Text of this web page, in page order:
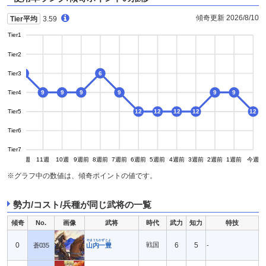
Tier平均 3.59 傾奇更新 2026/8/10
Tier1
Tier2
Tier3
Tier4
Tier5
Tier6
Tier7
12週 11週 10週 9週前 8週前 7週前 6週前 5週前 4週前 3週前 2週前 1週前 今週
9 9 9
6
9
12 12 12 12
9 9
12
※グラフ中の数値は、傾奇ポイントの値です。
勢力/コスト/兵種が同じ武将の一覧
傾奇 No. 画像 武将 時代 武力 知力 特技
0 蒼035 山内一豊
やまうちかずとよ
戦国 6 5 -